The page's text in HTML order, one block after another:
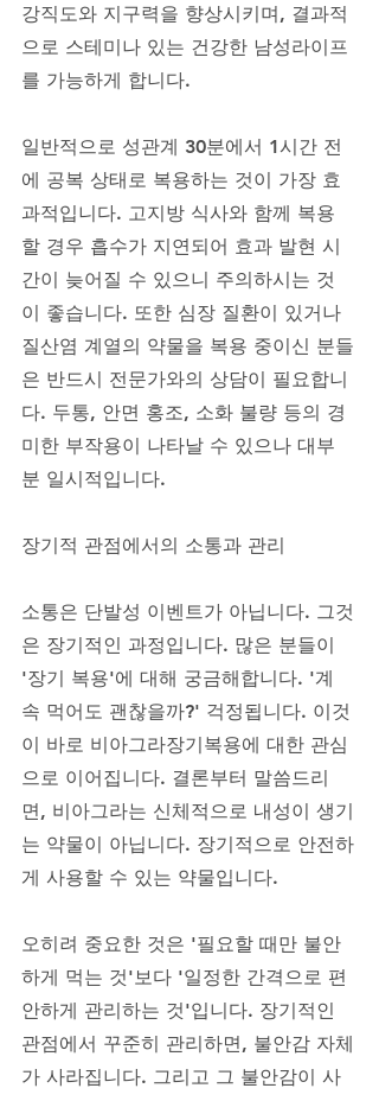
강직도와 지구력을 향상시키며, 결과적
으로 스테미나 있는 건강한 남성라이프
를 가능하게 합니다.
일반적으로 성관계 30분에서 1시간 전
에 공복 상태로 복용하는 것이 가장 효
과적입니다. 고지방 식사와 함께 복용
할 경우 흡수가 지연되어 효과 발현 시
간이 늦어질 수 있으니 주의하시는 것
이 좋습니다. 또한 심장 질환이 있거나
질산염 계열의 약물을 복용 중이신 분들
은 반드시 전문가와의 상담이 필요합니
다. 두통, 안면 홍조, 소화 불량 등의 경
미한 부작용이 나타날 수 있으나 대부
분 일시적입니다.
장기적 관점에서의 소통과 관리
소통은 단발성 이벤트가 아닙니다. 그것
은 장기적인 과정입니다. 많은 분들이
'장기 복용'에 대해 궁금해합니다. '계
속 먹어도 괜찮을까?' 걱정됩니다. 이것
이 바로 비아그라장기복용에 대한 관심
으로 이어집니다. 결론부터 말씀드리
면, 비아그라는 신체적으로 내성이 생기
는 약물이 아닙니다. 장기적으로 안전하
게 사용할 수 있는 약물입니다.
오히려 중요한 것은 '필요할 때만 불안
하게 먹는 것'보다 '일정한 간격으로 편
안하게 관리하는 것'입니다. 장기적인
관점에서 꾸준히 관리하면, 불안감 자체
가 사라집니다. 그리고 그 불안감이 사